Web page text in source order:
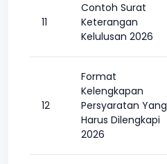
11
Contoh Surat
Keterangan
Kelulusan 2026
12
Format
Kelengkapan
Persyaratan Yang
Harus Dilengkapi
2026